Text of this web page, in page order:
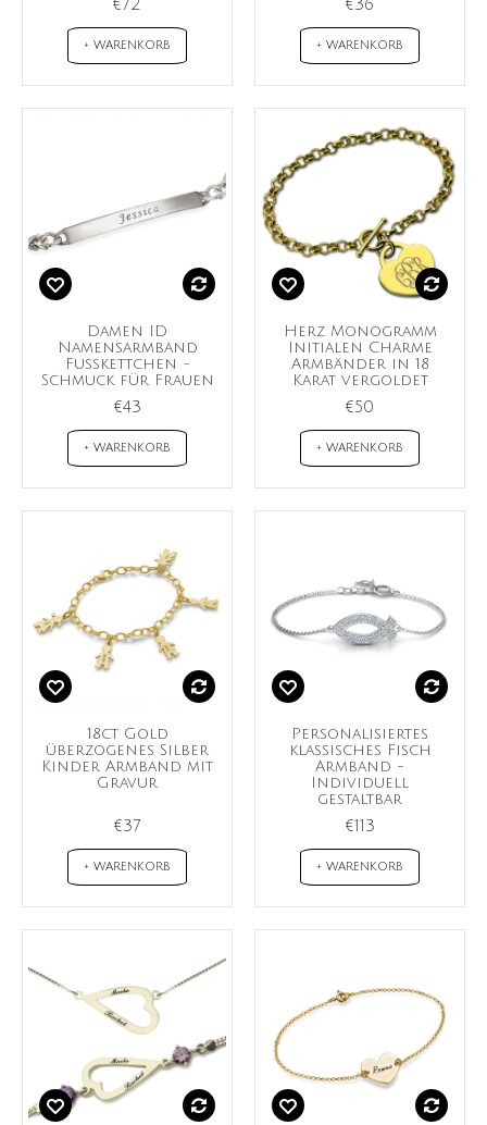
€72
+ WARENKORB
€36
+ WARENKORB
Damen ID
Namensarmband
Fußkettchen -
Schmuck für Frauen
€43
+ WARENKORB
Herz Monogramm
Initialen Charme
Armbänder in 18
Karat vergoldet
€50
+ WARENKORB
18ct Gold
überzogenes Silber
Kinder Armband mit
Gravur
€37
+ WARENKORB
Personalisiertes
klassisches Fisch
Armband -
Individuell
gestaltbar
€113
+ WARENKORB